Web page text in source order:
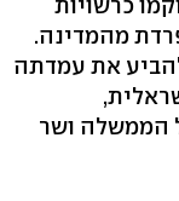
מהמדינה.
את עמדתה
הממשלה ושר